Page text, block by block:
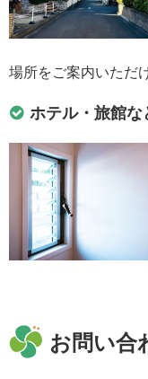
場所をご案内いただ
ホテル・旅館な
お問い合